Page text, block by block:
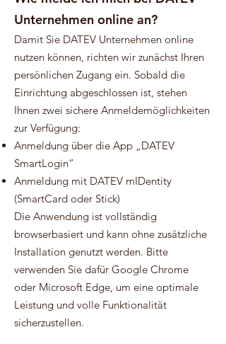
Unternehmen online an?
Damit Sie DATEV Unternehmen online
nutzen können, richten wir zunächst Ihren
persönlichen Zugang ein. Sobald die
Einrichtung abgeschlossen ist, stehen
Ihnen zwei sichere Anmeldemöglichkeiten
zur Verfügung:
Anmeldung über die App „DATEV
SmartLogin“
Anmeldung mit DATEV mIDentity
(SmartCard oder Stick)
Die Anwendung ist vollständig
browserbasiert und kann ohne zusätzliche
Installation genutzt werden. Bitte
verwenden Sie dafür Google Chrome
oder Microsoft Edge, um eine optimale
Leistung und volle Funktionalität
sicherzustellen.